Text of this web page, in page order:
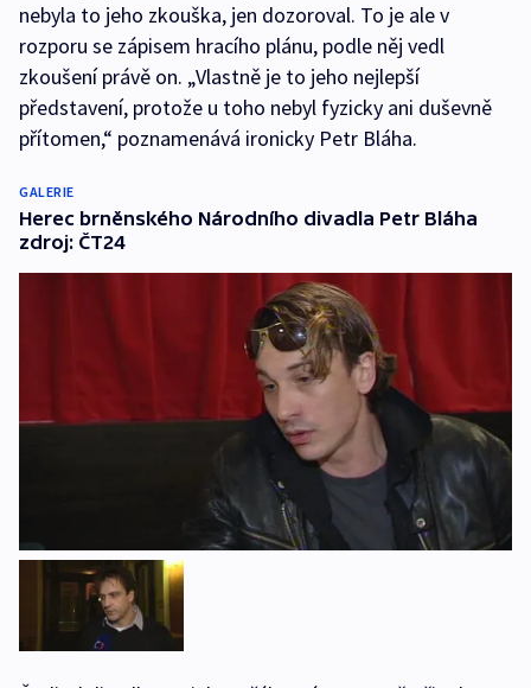
nebyla to jeho zkouška, jen dozoroval. To je ale v
rozporu se zápisem hracího plánu, podle něj vedl
zkoušení právě on. „Vlastně je to jeho nejlepší
představení, protože u toho nebyl fyzicky ani duševně
přítomen,“ poznamenává ironicky Petr Bláha.
GALERIE
Herec brněnského Národního divadla Petr Bláha
zdroj: ČT24